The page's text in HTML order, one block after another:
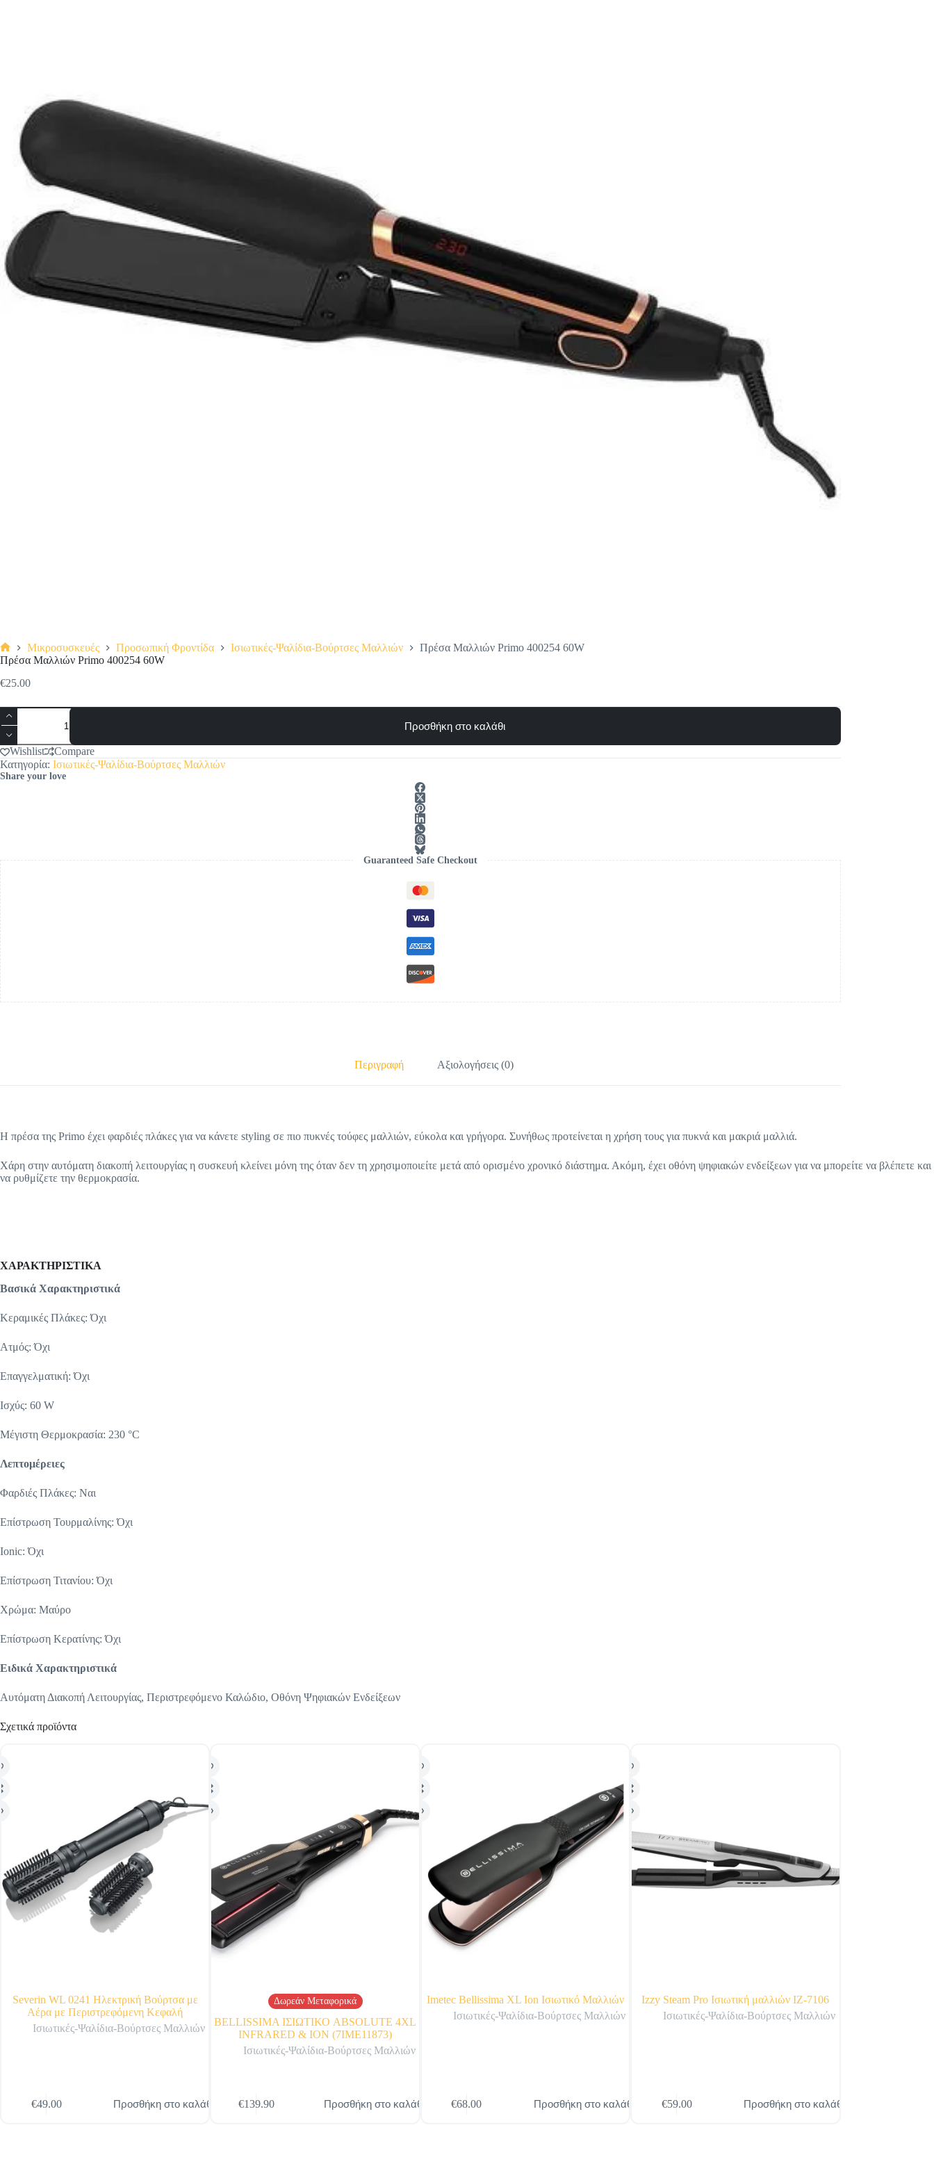
Αρχική
Μικροσυσκευές Προσωπική Φροντίδα Ισιωτικές-Ψαλίδια-Βούρτσες Μαλλιών
Πρέσα Μαλλιών Primo 400254 60W
Πρέσα Μαλλιών Primo 400254 60W
€25.00
Πρέσα
Μαλλιών
Primo
400254
60W
ποσότητα
Προσθήκη στο καλάθι
Wishlist
Compare
Κατηγορία: Ισιωτικές-Ψαλίδια-Βούρτσες Μαλλιών
Share your love
Guaranteed Safe Checkout
Περιγραφή Αξιολογήσεις (0)
Η πρέσα της Primo έχει φαρδιές πλάκες για να κάνετε styling σε πιο πυκνές τούφες μαλλιών, εύκολα και γρήγορα. Συνήθως προτείνεται η χρήση τους για πυκνά και μακριά μαλλιά.
Χάρη στην αυτόματη διακοπή λειτουργίας η συσκευή κλείνει μόνη της όταν δεν τη χρησιμοποιείτε μετά από ορισμένο χρονικό διάστημα. Ακόμη, έχει οθόνη ψηφιακών ενδείξεων για να μπορείτε να βλέπετε και
να ρυθμίζετε την θερμοκρασία.
ΧΑΡΑΚΤΗΡΙΣΤΙΚΑ
Βασικά Χαρακτηριστικά
Κεραμικές Πλάκες: Όχι
Ατμός: Όχι
Επαγγελματική: Όχι
Ισχύς: 60 W
Μέγιστη Θερμοκρασία: 230 °C
Λεπτομέρειες
Φαρδιές Πλάκες: Ναι
Επίστρωση Τουρμαλίνης: Όχι
Ionic: Όχι
Επίστρωση Τιτανίου: Όχι
Χρώμα: Μαύρο
Επίστρωση Κερατίνης: Όχι
Ειδικά Χαρακτηριστικά
Αυτόματη Διακοπή Λειτουργίας, Περιστρεφόμενο Καλώδιο, Οθόνη Ψηφιακών Ενδείξεων
Σχετικά προϊόντα
Severin WL 0241 Ηλεκτρική Βούρτσα με
Αέρα με Περιστρεφόμενη Κεφαλή
Ισιωτικές-Ψαλίδια-Βούρτσες Μαλλιών
€49.00 Προσθήκη στο καλάθι
Δωρεάν Μεταφορικά
BELLISSIMA ΙΣΙΩΤΙΚΟ ABSOLUTE 4XL
INFRARED & ION (7ΙΜΕ11873)
Ισιωτικές-Ψαλίδια-Βούρτσες Μαλλιών
€139.90 Προσθήκη στο καλάθι
Imetec Bellissima XL Ion Ισιωτικό Μαλλιών
Ισιωτικές-Ψαλίδια-Βούρτσες Μαλλιών
€68.00 Προσθήκη στο καλάθι
Izzy Steam Pro Ισιωτική μαλλιών IZ-7106
Ισιωτικές-Ψαλίδια-Βούρτσες Μαλλιών
€59.00 Προσθήκη στο καλάθι